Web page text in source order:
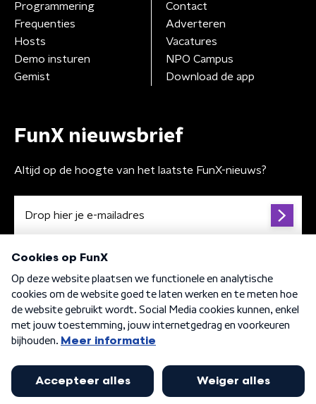
Programmering
Frequenties
Hosts
Demo insturen
Gemist
Contact
Adverteren
Vacatures
NPO Campus
Download de app
FunX nieuwsbrief
Altijd op de hoogte van het laatste FunX-nieuws?
Algemene voorwaarden Privacybeleid